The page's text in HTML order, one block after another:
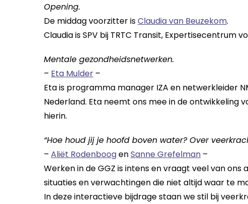
Opening.
De middag voorzitter isClaudia van Beuzekom.
Claudia is SPV bij TRTC Transit, Expertisecentrum
Mentale gezondheidsnetwerken.
– Eta Mulder –
Eta is programma manager IZA en netwerkleider
Nederland. Eta neemt ons mee in de ontwikkeling
hierin.
“Hoe houd jij je hoofd boven water? Over
– Aliët RodenboogenSanne Grefelman –
Werken in de GGZ is intens en vraagt veel van
situaties en verwachtingen die niet altijd waar te
In deze interactieve bijdrage staan we stil bij